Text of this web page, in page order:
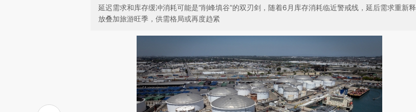
延迟需求和库存缓冲消耗可能是“削峰填谷”的双刃剑，随着6月库存消耗临近警戒线，延后需求重新释
放叠加旅游旺季，供需格局或再度趋紧